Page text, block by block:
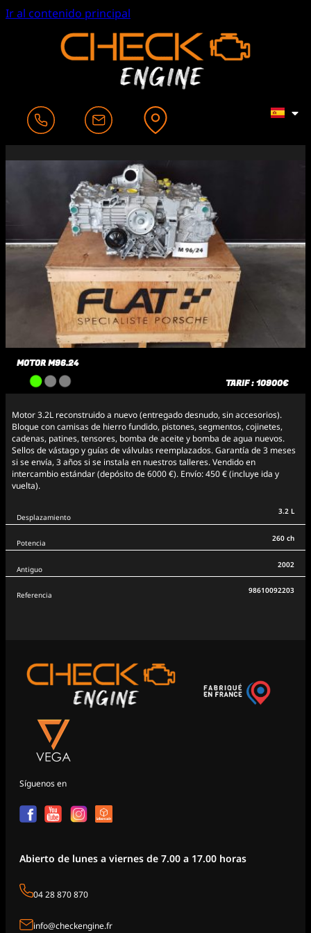
Ir al contenido principal
MOTOR M96.24
TARIF : 10900€
Motor 3.2L reconstruido a nuevo (entregado desnudo, sin accesorios).
Bloque con camisas de hierro fundido, pistones, segmentos, cojinetes,
cadenas, patines, tensores, bomba de aceite y bomba de agua nuevos.
Sellos de vástago y guías de válvulas reemplazados. Garantía de 3 meses
si se envía, 3 años si se instala en nuestros talleres. Vendido en
intercambio estándar (depósito de 6000 €). Envío: 450 € (incluye ida y
vuelta).
Desplazamiento
Potencia
Antiguo
Referencia
3.2 L
260 ch
2002
98610092203
Síguenos en
Abierto de lunes a viernes de 7.00 a 17.00 horas
04 28 870 870
info@checkengine.fr